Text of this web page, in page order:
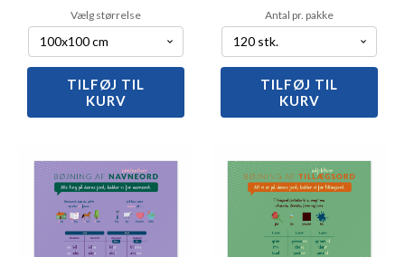
Vælg størrelse
120
ord
med
TILFØJ TIL
KURV
Antal pr. pakke
120
ord
med
TILFØJ TIL
KURV